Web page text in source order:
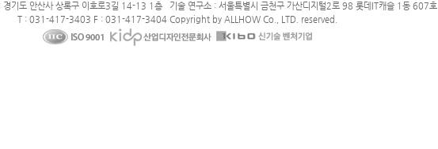
기도 안산사 상록구 이호로3길 14-13 1층 기술 연구소 : 서울특별시 금천구 가산디지털2로 98 롯데IT캐슬 1동 607호
T : 031-417-3403 F : 031-417-3404 Copyright by ALLHOW Co., LTD. reserved.